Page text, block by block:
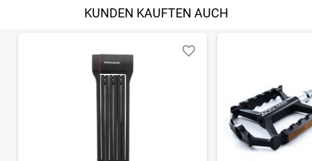
KUNDEN KAUFTEN AUCH